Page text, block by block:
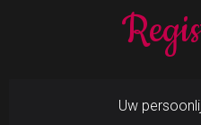
Uw